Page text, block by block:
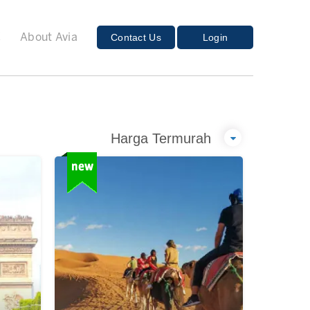
About Avia Contact Us Login
Harga Termurah